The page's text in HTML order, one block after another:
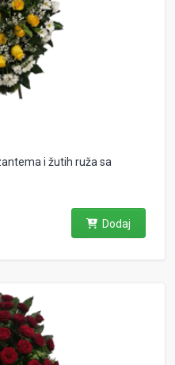
i žutih ruža sa
Dodaj